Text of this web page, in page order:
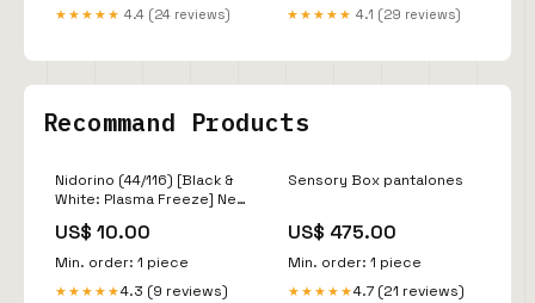
★★★★★ 4.4 (24 reviews) ★★★★★ 4.1 (29 reviews)
Recommand Products
Nidorino (44/116) [Black &
White: Plasma Freeze] Neo
US$ 10.00
Min. order: 1 piece
★★★★★4.3 (9 reviews)
Sensory Box pantalones
US$ 475.00
Min. order: 1 piece
★★★★★4.7 (21 reviews)